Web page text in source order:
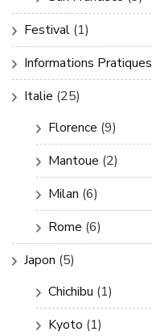
Festival (1)
Informations Pratiques
Italie (25)
Florence (9)
Mantoue (2)
Milan (6)
Rome (6)
Japon (5)
Chichibu (1)
Kyoto (1)